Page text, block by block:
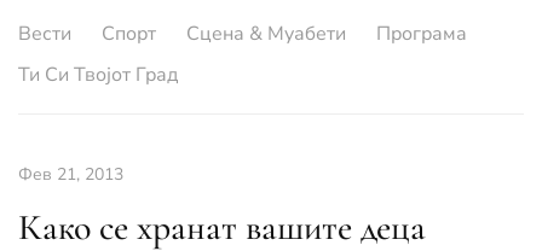
Вести Спорт Сцена & Муабети
Програма
Ти Си Твојот Град
Фев 21, 2013
Како се хранат вашите деца